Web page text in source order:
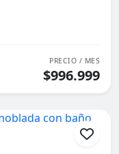
PRECIO / MES
$996.999